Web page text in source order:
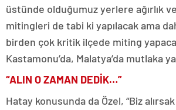
üstünde olduğumuz yerlere ağırlık
mitingleri de tabi ki yapılacak ama
birden çok kritik ilçede miting
Kastamonu’da, Malatya’da mutlaka
“ALIN O ZAMAN DEDİK…”
Hatay konusunda da Özel, “Biz